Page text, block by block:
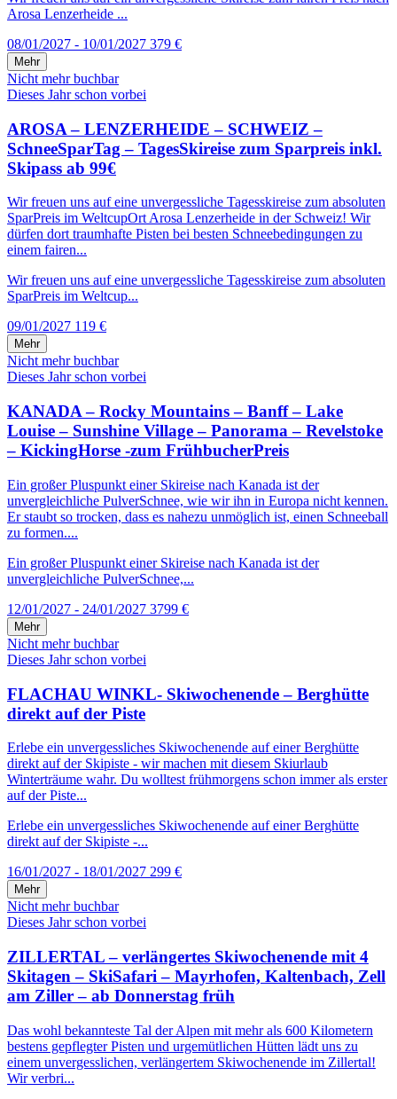
Arosa Lenzerheide ...
08/01/2027 - 10/01/2027 379 €
Mehr
Nicht mehr buchbar
Dieses Jahr schon vorbei
AROSA – LENZERHEIDE – SCHWEIZ –
SchneeSparTag – TagesSkireise zum Sparpreis inkl.
Skipass ab 99€
Wir freuen uns auf eine unvergessliche Tagesskireise zum absoluten
SparPreis im WeltcupOrt Arosa Lenzerheide in der Schweiz! Wir
dürfen dort traumhafte Pisten bei besten Schneebedingungen zu
einem fairen...
Wir freuen uns auf eine unvergessliche Tagesskireise zum absoluten
SparPreis im Weltcup...
09/01/2027 119 €
Mehr
Nicht mehr buchbar
Dieses Jahr schon vorbei
KANADA – Rocky Mountains – Banff – Lake
Louise – Sunshine Village – Panorama – Revelstoke
– KickingHorse -zum FrühbucherPreis
Ein großer Pluspunkt einer Skireise nach Kanada ist der
unvergleichliche PulverSchnee, wie wir ihn in Europa nicht kennen.
Er staubt so trocken, dass es nahezu unmöglich ist, einen Schneeball
zu formen....
Ein großer Pluspunkt einer Skireise nach Kanada ist der
unvergleichliche PulverSchnee,...
12/01/2027 - 24/01/2027 3799 €
Mehr
Nicht mehr buchbar
Dieses Jahr schon vorbei
FLACHAU WINKL- Skiwochenende – Berghütte
direkt auf der Piste
Erlebe ein unvergessliches Skiwochenende auf einer Berghütte
direkt auf der Skipiste - wir machen mit diesem Skiurlaub
Winterträume wahr. Du wolltest frühmorgens schon immer als erster
auf der Piste...
Erlebe ein unvergessliches Skiwochenende auf einer Berghütte
direkt auf der Skipiste -...
16/01/2027 - 18/01/2027 299 €
Mehr
Nicht mehr buchbar
Dieses Jahr schon vorbei
ZILLERTAL – verlängertes Skiwochenende mit 4
Skitagen – SkiSafari – Mayrhofen, Kaltenbach, Zell
am Ziller – ab Donnerstag früh
Das wohl bekannteste Tal der Alpen mit mehr als 600 Kilometern
bestens gepflegter Pisten und urgemütlichen Hütten lädt uns zu
einem unvergesslichen, verlängertem Skiwochenende im Zillertal!
Wir verbri...